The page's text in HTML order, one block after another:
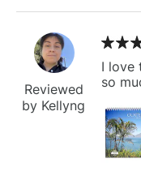
Reviewed
by Kellyng
I love
so